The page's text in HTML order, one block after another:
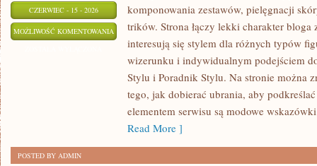
CZERWIEC - 15 - 2026
MOŻLIWOŚĆ KOMENTOWANIA LIFESTYLE
SAMOAKCEPTACJA
komponowania zestawów, pielęgnacji
trików. Strona łączy lekki charakter
interesują się stylem dla różnych typów
wizerunku i indywidualnym podejściem
Stylu i Poradnik Stylu. Na stronie można
tego, jak dobierać ubrania, aby
elementem serwisu są modowe
Read More ]
POSTED BY ADMIN